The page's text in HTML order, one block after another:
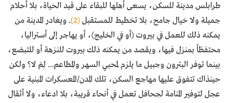
طرابلس مدينة للسكن، يسعى أهلها للبقاء على قيد الحياة، بلا أحلام
جميلة ولا خيال جامح، بلا تخطيط للمستقبل(2)
. ويغادر المدينة من
يمكنه ذلك للعمل في بيروت (أو في الخليج)، أو يهاجر إلى أستراليا،
محتفظاً بمنزل فيها، ويقصد من يمكنه ذلك بيروت للنزهة أو للتبضع،
بينما توفر البترون وجبيل ما يلزم لمحبي السهر والمطاعم... لِمَ لا؟ ولكن
حينذاك تتفوق عليها مهاجع السكن، تلك المدن/المعسكرات المبنية على
عجل لتوفير المنامة لجحافل تعمل في أنحاء قريبة، بلا ادعاء، ولا أثقال